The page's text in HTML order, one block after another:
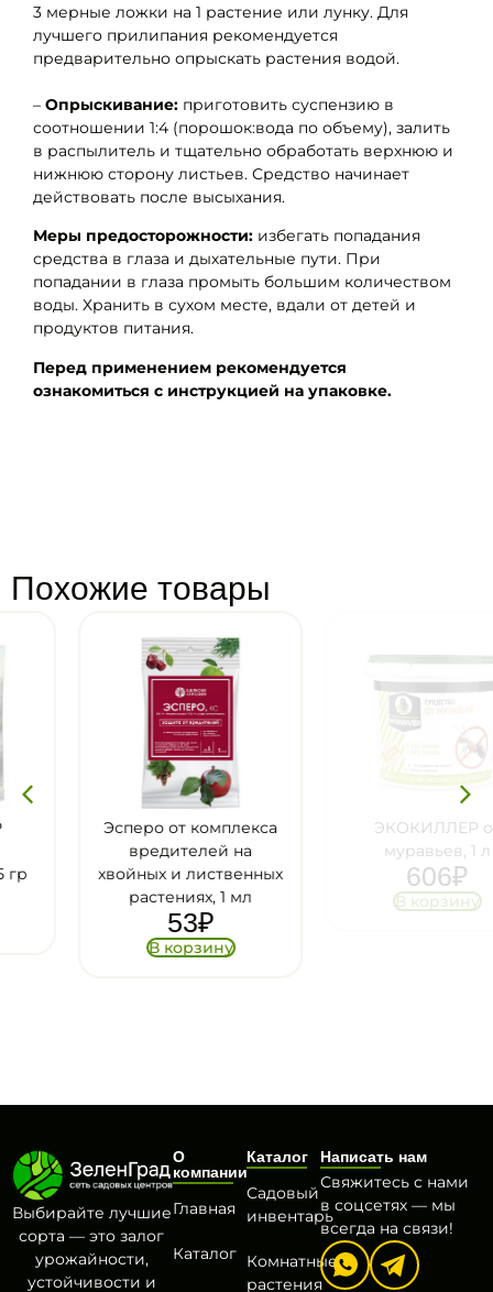
3 мерные ложки на 1 растение или лунку. Для
лучшего прилипания рекомендуется
предварительно опрыскать растения водой.
– Опрыскивание: приготовить суспензию в
соотношении 1:4 (порошок:вода по объему), залить
в распылитель и тщательно обработать верхнюю и
нижнюю сторону листьев. Средство начинает
действовать после высыхания.
Меры предосторожности: избегать попадания
средства в глаза и дыхательные пути. При
попадании в глаза промыть большим количеством
воды. Хранить в сухом месте, вдали от детей и
продуктов питания.
Перед применением рекомендуется
ознакомиться с инструкцией на упаковке.
Похожие товары
Эсперо от комплекса
вредителей на
хвойных и лиственных
растениях, 1 мл
В корзину
ЭКОКИЛЛЕР от
муравьев, 1 л
В корзину
Выбирайте лучшие
сорта — это залог
урожайности,
устойчивости и
О
компании
Главная
Каталог
Каталог
Садовый
инвентарь
Комнатные
растения
Написать нам
Свяжитесь с нами
в соцсетях — мы
всегда на связи!